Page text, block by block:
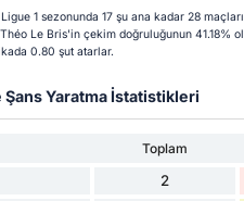
1 sezonunda 17 şu ana kadar 28
Théo Le Bris'in çekim doğruluğunun
0.80 şut atarlar.
Yaratma İstatistikleri
Toplam
2